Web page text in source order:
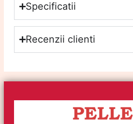
Specificatii
Recenzii clienti